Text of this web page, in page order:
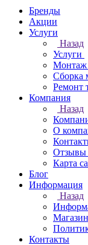
Бренды
Акции
Услуги
Назад
Услуги
Монтаж
Сборка
Ремонт
Компания
Назад
О
Отзывы
Карта
Блог
Информация
Назад
Контакты